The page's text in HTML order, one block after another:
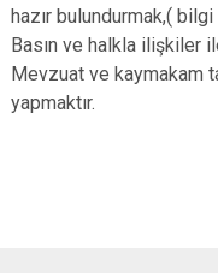
hazır bulundurmak,(
Basın ve halkla ilişkiler
Mevzuat ve kaymakam
yapmaktır.